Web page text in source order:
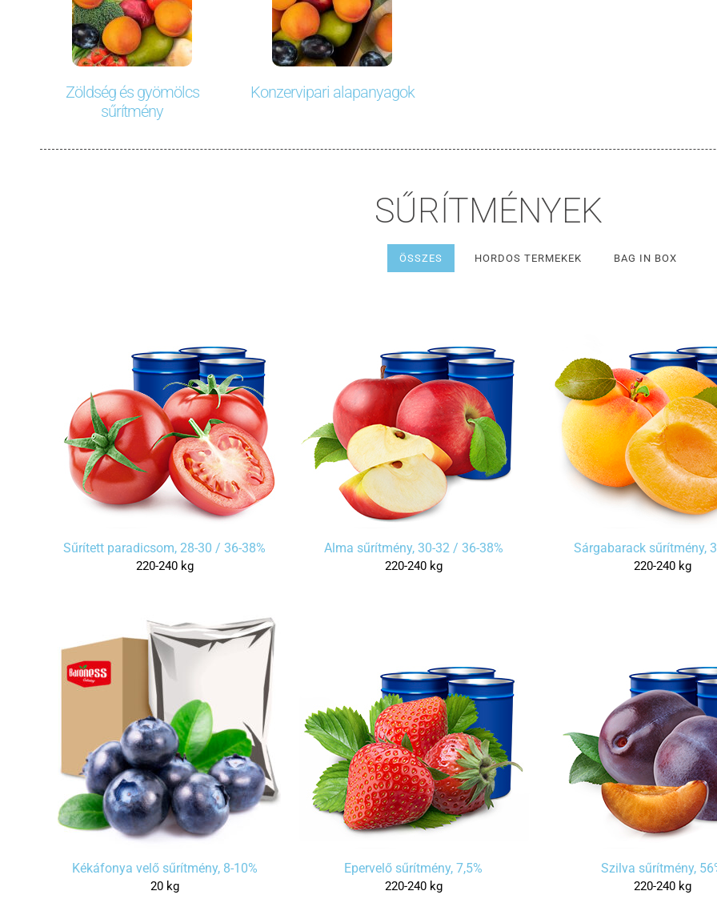
Zöldség és gyömölcs
sűrítmény
Konzervipari alapanyagok
SŰRÍTMÉNYEK
ÖSSZES HORDOS TERMEKEK BAG IN BOX
Sűrített paradicsom, 28-30 / 36-38%
220-240 kg
Alma sűrítmény, 30-32 / 36-38%
220-240 kg
Sárgabarack sűrítmény,
220-240 kg
Kékáfonya velő sűrítmény, 8-10%
20 kg
Epervelő sűrítmény, 7,5%
220-240 kg
Szilva sűrítmény,
220-240 kg